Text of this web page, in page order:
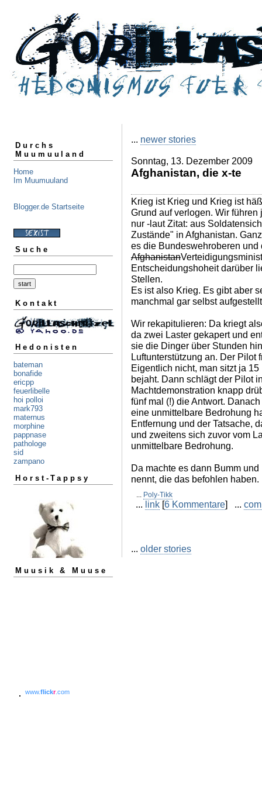
Durchs
Muumuuland
Home
Im Muumuuland
Blogger.de Startseite
Suche
Kontakt
Hedonisten
bateman
bonafide
ericpp
feuerlibelle
hoi polloi
mark793
maternus
morphine
pappnase
pathologe
sid
zampano
Horst-Tappsy
Muusik & Muuse
www.flickr.com
... newer stories
Sonntag, 13. Dezember 2009
Afghanistan, die x-te
Krieg ist Krieg und Krieg ist
Grund auf verlogen. Wir
nur -laut Zitat: aus
Zustände" in Afghanistan.
es die Bundeswehroberen und
Afghanistan
Entscheidungshoheit darüber
Stellen.
Es ist also Krieg. Es gibt aber
manchmal gar selbst
Wir rekapitulieren: Da kriegt
da zwei Laster gekapert und
sie die Dinger über Stunden
Luftunterstützung an. Der Pilot
Eigentlich nicht, man sitzt ja
bejaht. Dann schlägt der Pilot
Machtdemonstration knapp
fünf mal (!) die Antwort.
eine unmittelbare Bedrohung
Entfernung und der Tatsache,
und zweitens sich zuvor vom
unmittelbare Bedrohung.
Da machte es dann Bumm
nennt, die das befohlen haben.
... Poly-Tikk
... link [6 Kommentare] ...
... older stories